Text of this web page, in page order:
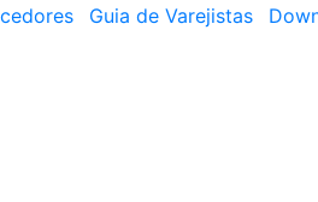
Guia de Varejistas